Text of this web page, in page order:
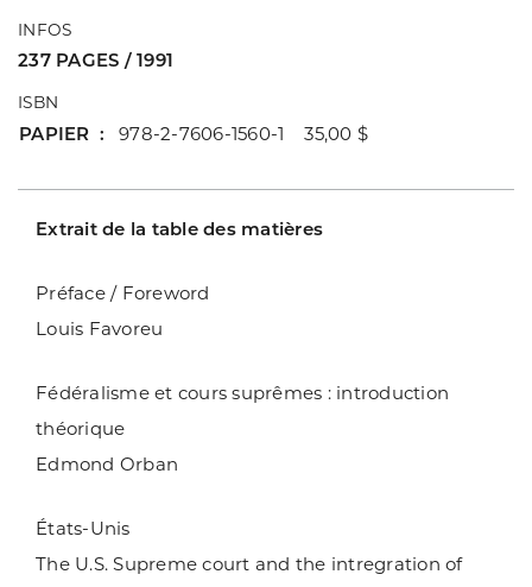
INFOS
237 PAGES / 1991
ISBN
PAPIER 978-2-7606-1560-1 35,00 $
Extrait de la table des matières
Préface / Foreword
Louis Favoreu
Fédéralisme et cours suprêmes : introduction
théorique
Edmond Orban
États-Unis
The U.S. Supreme court and the intregration of